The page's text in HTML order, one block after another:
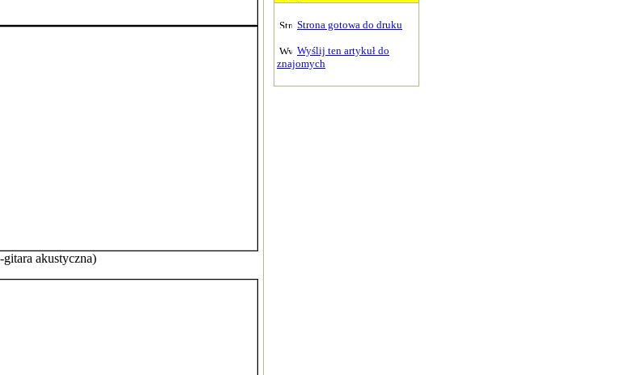
akustyczna)
Strona gotowa do druku
Wyślij ten artykuł do
znajomych